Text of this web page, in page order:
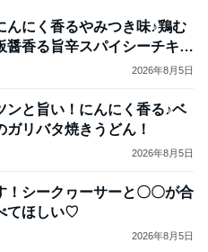
にく香るやみつき味♪鶏む
香る旨辛スパイシーチキ
2026年8月5日
ンと旨い！にんにく香る♪ベ
リバタ焼きうどん！
2026年8月5日
！シークヮーサーと〇〇が合
てほしい♡
2026年8月5日